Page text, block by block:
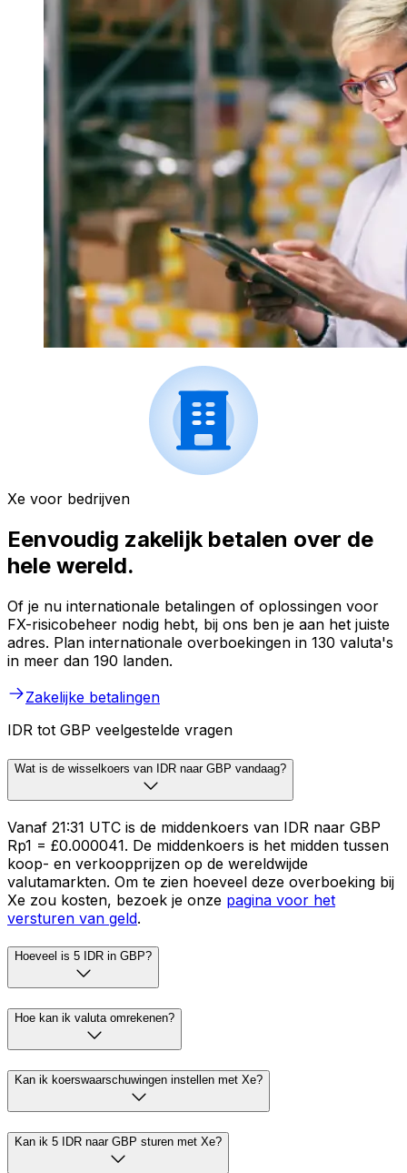
Xe voor bedrijven
Eenvoudig zakelijk betalen over de
hele wereld.
Of je nu internationale betalingen of oplossingen voor
FX-risicobeheer nodig hebt, bij ons ben je aan het juiste
adres. Plan internationale overboekingen in 130 valuta's
in meer dan 190 landen.
Zakelijke betalingen
IDR tot GBP veelgestelde vragen
Wat is de wisselkoers van IDR naar GBP vandaag?
Vanaf 21:31 UTC is de middenkoers van IDR naar GBP
Rp1 = £0.000041. De middenkoers is het midden tussen
koop- en verkoopprijzen op de wereldwijde
valutamarkten. Om te zien hoeveel deze overboeking bij
Xe zou kosten, bezoek je onze pagina voor het
versturen van geld.
Hoeveel is 5 IDR in GBP?
Hoe kan ik valuta omrekenen?
Kan ik koerswaarschuwingen instellen met Xe?
Kan ik 5 IDR naar GBP sturen met Xe?